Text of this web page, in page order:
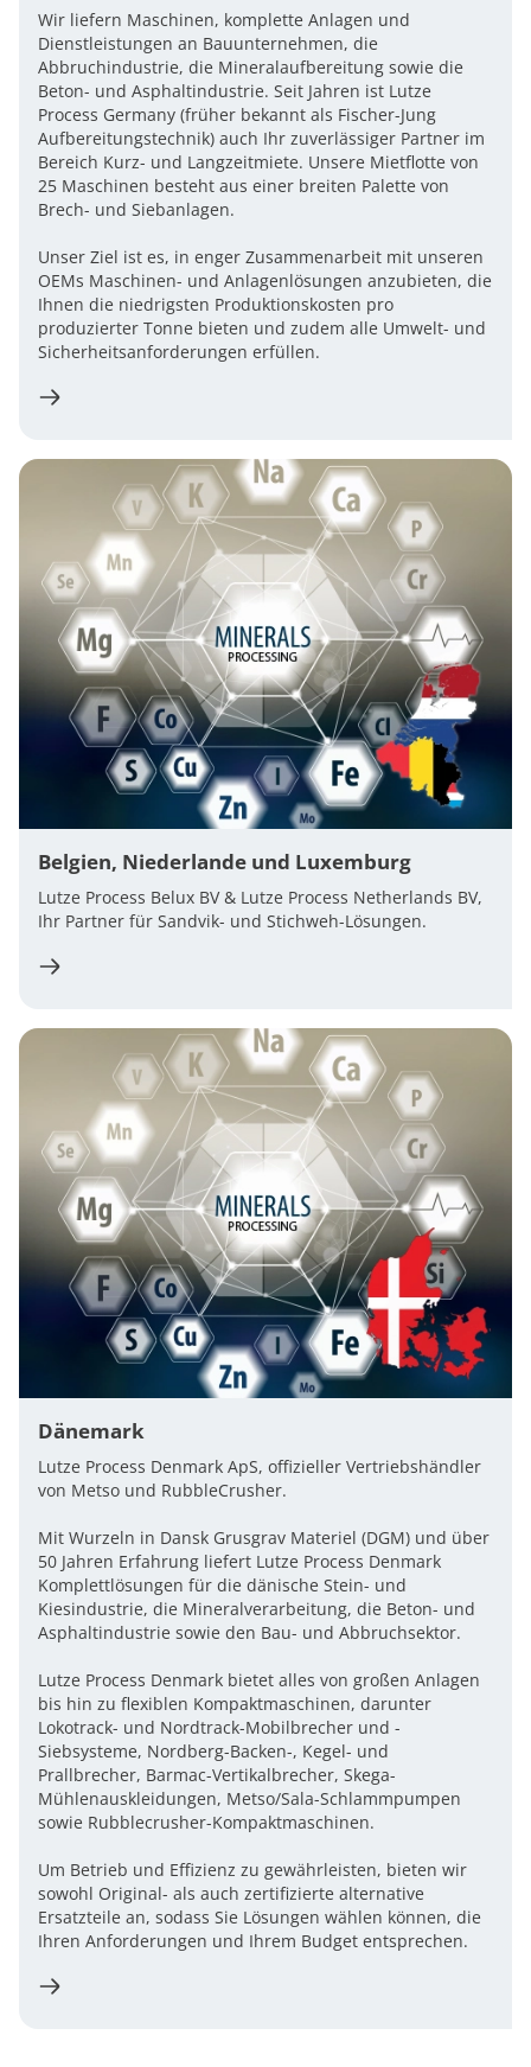
Wir liefern Maschinen, komplette Anlagen und
Dienstleistungen an Bauunternehmen, die
Abbruchindustrie, die Mineralaufbereitung sowie die
Beton- und Asphaltindustrie. Seit Jahren ist Lutze
Process Germany (früher bekannt als Fischer-Jung
Aufbereitungstechnik) auch Ihr zuverlässiger Partner im
Bereich Kurz- und Langzeitmiete. Unsere Mietflotte von
25 Maschinen besteht aus einer breiten Palette von
Brech- und Siebanlagen.
​Unser Ziel ist es, in enger Zusammenarbeit mit unseren
OEMs Maschinen- und Anlagenlösungen anzubieten, die
Ihnen die niedrigsten Produktionskosten pro
produzierter Tonne bieten und zudem alle Umwelt- und
Sicherheitsanforderungen erfüllen.
Belgien, Niederlande und Luxemburg
Lutze Process Belux BV & Lutze Process Netherlands BV,
Ihr Partner für Sandvik- und Stichweh-Lösungen.
Dänemark
Lutze Process Denmark ApS, offizieller Vertriebshändler
von Metso und RubbleCrusher.
Mit Wurzeln in Dansk Grusgrav Materiel (DGM) und über
50 Jahren Erfahrung liefert Lutze Process Denmark
Komplettlösungen für die dänische Stein- und
Kiesindustrie, die Mineralverarbeitung, die Beton- und
Asphaltindustrie sowie den Bau- und Abbruchsektor.
Lutze Process Denmark bietet alles von großen Anlagen
bis hin zu flexiblen Kompaktmaschinen, darunter
Lokotrack- und Nordtrack-Mobilbrecher und -
Siebsysteme, Nordberg-Backen-, Kegel- und
Prallbrecher, Barmac-Vertikalbrecher, Skega-
Mühlenauskleidungen, Metso/Sala-Schlammpumpen
sowie Rubblecrusher-Kompaktmaschinen.
Um Betrieb und Effizienz zu gewährleisten, bieten wir
sowohl Original- als auch zertifizierte alternative
Ersatzteile an, sodass Sie Lösungen wählen können, die
Ihren Anforderungen und Ihrem Budget entsprechen.